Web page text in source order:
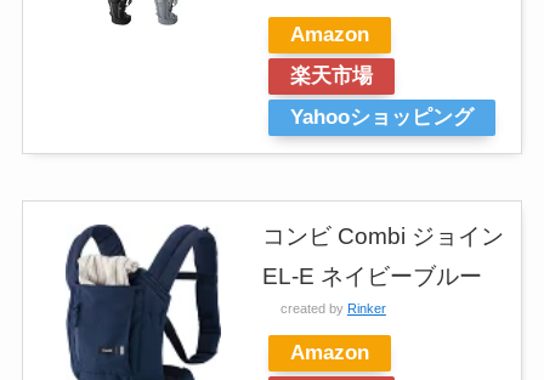
Amazon
楽天市場
Yahooショッピング
コンビ Combi ジョイン
EL-E ネイビーブルー
created by Rinker
Amazon